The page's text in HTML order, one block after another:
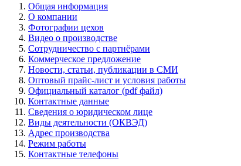
Общая информация
О компании
Фотографии цехов
Видео о производстве
Сотрудничество с партнёрами
Коммерческое предложение
Новости, статьи, публикации в СМИ
Оптовый прайс-лист и условия работы
Официальный каталог (pdf файл)
Контактные данные
Сведения о юридическом лице
Виды деятельности (ОКВЭД)
Адрес производства
Режим работы
Контактные телефоны